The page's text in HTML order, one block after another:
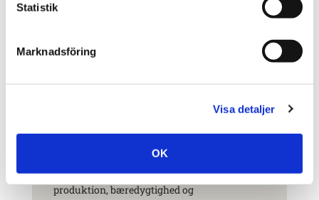
Statistik
Marknadsföring
Visa detaljer
OK
Tilmeld dig og lad os inspirere dig
med nyheder fra vores designverden,
produktion, bæredygtighed og